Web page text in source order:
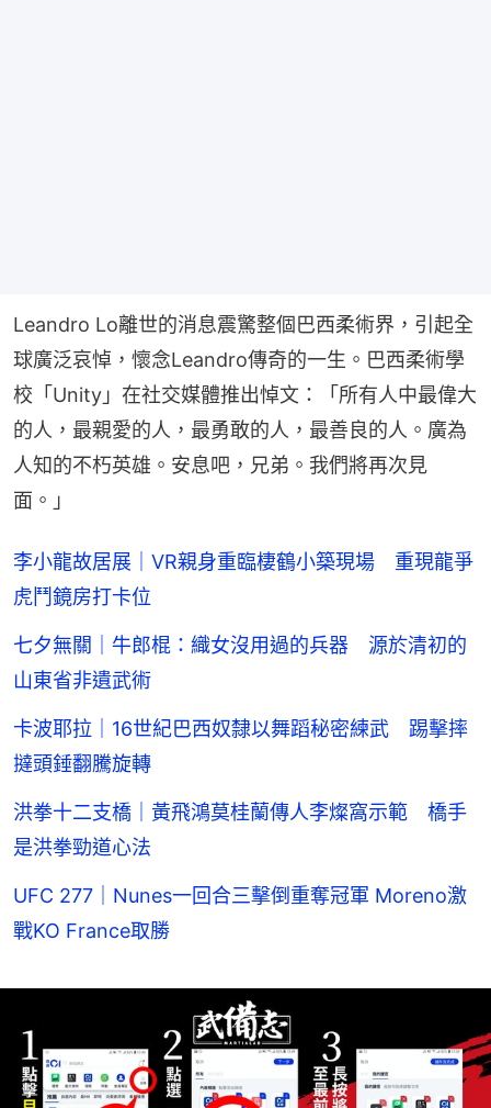
Leandro Lo離世的消息震驚整個巴西柔術界，引起全
球廣泛哀悼，懷念Leandro傳奇的一生。巴西柔術學
校「Unity」在社交媒體推出悼文：「所有人中最偉大
的人，最親愛的人，最勇敢的人，最善良的人。廣為
人知的不朽英雄。安息吧，兄弟。我們將再次見
面。」
李小龍故居展｜VR親身重臨棲鶴小築現場 重現龍爭
虎鬥鏡房打卡位
七夕無關｜牛郎棍：織女沒用過的兵器 源於清初的
山東省非遺武術
卡波耶拉｜16世紀巴西奴隸以舞蹈秘密練武 踢擊摔
撻頭錘翻騰旋轉
洪拳十二支橋｜黃飛鴻莫桂蘭傳人李燦窩示範 橋手
是洪拳勁道心法
UFC 277｜Nunes一回合三擊倒重奪冠軍 Moreno激
戰KO France取勝